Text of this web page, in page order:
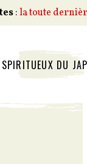
:la toute
SPIRITUEUX DU